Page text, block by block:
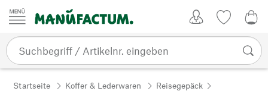
Zum Inhalt springen
Startseite Koffer & Lederwaren
Reisegepäck